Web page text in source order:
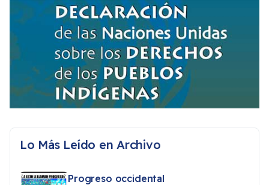
Lo Más Leído en Archivo
Progreso occidental